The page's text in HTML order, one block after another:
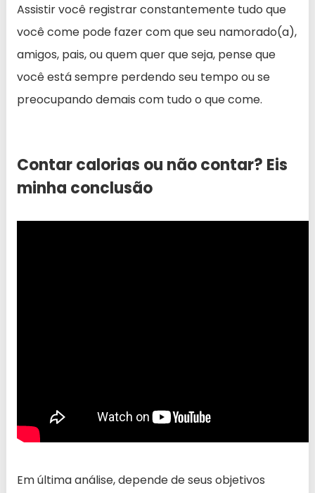
Assistir você registrar constantemente tudo que
você come pode fazer com que seu namorado(a),
amigos, pais, ou quem quer que seja, pense que
você está sempre perdendo seu tempo ou se
preocupando demais com tudo o que come.
Contar calorias ou não contar? Eis
minha conclusão
Em última análise, depende de seus objetivos